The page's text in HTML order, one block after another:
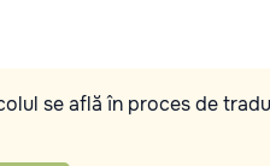
se află în proces de